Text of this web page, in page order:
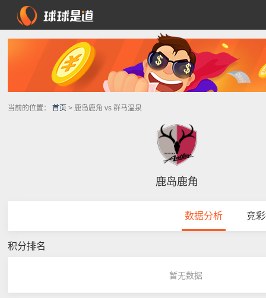
当前的位置： 首页 > 鹿岛鹿角 vs 群马温泉
鹿岛鹿角
数据分析 竞
积分排名
暂无数据